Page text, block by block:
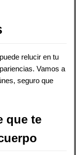
relucir en tu
Vamos a
seguro que
que te